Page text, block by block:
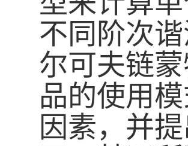
不同阶次
尔可夫链
品的使用
因素，并